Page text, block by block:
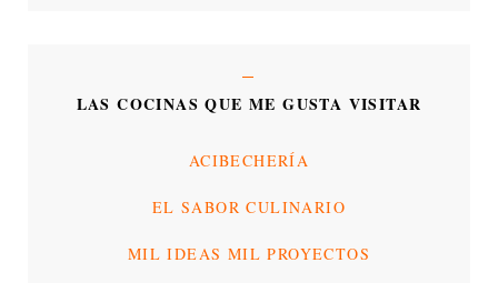
LAS COCINAS QUE ME GUSTA VISITAR
ACIBECHERÍA
EL SABOR CULINARIO
MIL IDEAS MIL PROYECTOS